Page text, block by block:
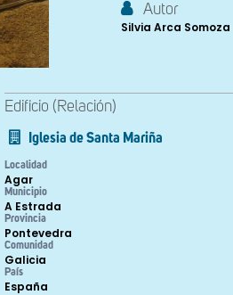
Autor
Silvia Arca Somoza
Edificio (Relación)
Iglesia de Santa Mariña
Localidad
Agar
Municipio
A Estrada
Provincia
Pontevedra
Comunidad
Galicia
País
España